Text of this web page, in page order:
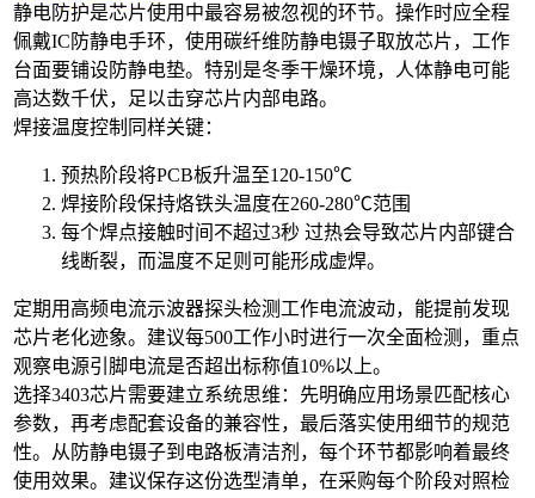
静电防护是芯片使用中最容易被忽视的环节。操作时应全程
佩戴IC防静电手环，使用碳纤维防静电镊子取放芯片，工作
台面要铺设防静电垫。特别是冬季干燥环境，人体静电可能
高达数千伏，足以击穿芯片内部电路。
焊接温度控制同样关键：
预热阶段将PCB板升温至120-150℃
焊接阶段保持烙铁头温度在260-280℃范围
每个焊点接触时间不超过3秒 过热会导致芯片内部键合
线断裂，而温度不足则可能形成虚焊。
定期用 高频电流示波器探头检测工作电流波动，能提前发现
芯片老化迹象。建议每500工作小时进行一次全面检测，重点
观察电源引脚电流是否超出标称值10%以上。
选择3403芯片需要建立系统思维：先明确应用场景匹配核心
参数，再考虑配套设备的兼容性，最后落实使用细节的规范
性。从 防静电镊子到 电路板清洁剂 ，每个环节都影响着最终
使用效果。建议保存这份选型清单，在采购每个阶段对照检